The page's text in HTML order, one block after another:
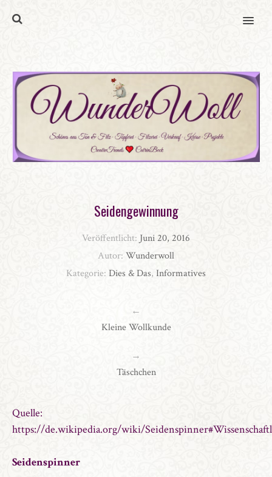
MENU
Quelle:
https://de.wikipedia.org/wiki/
Seidenspinner
Seidengewinnung
Veröffentlicht: Juni 20, 2016
Autor: Wunderwoll
Kategorie: Dies & Das, Informatives
←
Kleine Wollkunde
→
Täschchen